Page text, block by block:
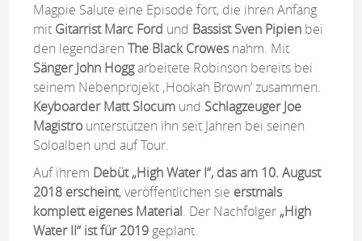
Magpie Salute eine Episode fort, die ihren Anfang
mit Gitarrist Marc Ford und Bassist Sven Pipien bei
den legendärenThe Black Crowesnahm. Mit
Sänger John Hoggarbeitete Robinson bereits bei
seinem Nebenprojekt ‚Hookah Brown‘ zusammen.
Keyboarder Matt Slocum und Schlagzeuger Joe
Magistro unterstützen ihn seit Jahren bei seinen
Soloalben und auf Tour.
Auf ihrem Debüt „High Water I“, das am 10. August
2018 erscheint, veröffentlichen sie erstmals
komplett eigenes Material. Der Nachfolger „High
Water II“ ist für 2019 geplant.